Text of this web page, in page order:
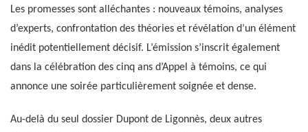
Les promesses sont alléchantes : nouveaux témoins, analyses
d’experts, confrontation des théories et révélation d’un élément
inédit potentiellement décisif. L’émission s’inscrit également
dans la célébration des cinq ans d’Appel à témoins, ce qui
annonce une soirée particulièrement soignée et dense.
Au-delà du seul dossier Dupont de Ligonnès, deux autres